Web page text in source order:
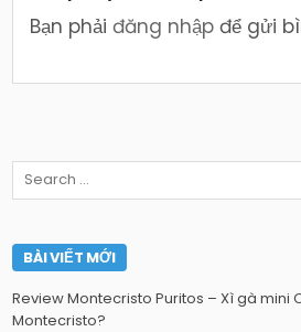
Bạn phảiđăng nhập để gửi
Search
BÀI VIẾT MỚI
Review Montecristo Puritos – Xì gà mini
Montecristo?